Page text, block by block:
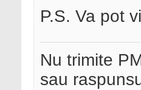
P.S. Va pot
Nu trimite
sau